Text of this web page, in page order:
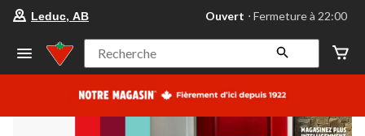
votre
préféré
Leduc,
AB,
courament
Fermeture
Leduc, AB Ouvert ⋅ Fermeture à 22:00
Recherche